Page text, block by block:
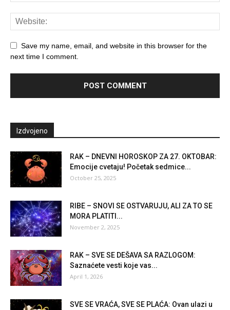
Save my name, email, and website in this browser for the
next time I comment.
Izdvojeno
RAK – DNEVNI HOROSKOP ZA 27. OKTOBAR:
Emocije cvetaju! Početak sedmice...
October 25, 2025
RIBE – SNOVI SE OSTVARUJU, ALI ZA TO SE
MORA PLATITI...
November 2, 2025
RAK – SVE SE DEŠAVA SA RAZLOGOM:
Saznaćete vesti koje vas...
April 1, 2026
SVE SE VRAĆA, SVE SE PLAĆA: Ovan ulazi u